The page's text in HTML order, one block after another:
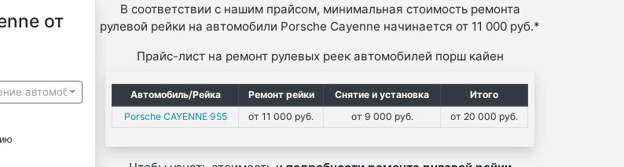
от
автомобиля
В соответствии с нашим прайсом, минимальная стоимость ремонта
рулевой рейки на автомобили Porsche Cayenne начинается от 11 000 руб.*
Прайс-лист на ремонт рулевых реек автомобилей порш кайен
Автомобиль/Рейка Ремонт рейки Снятие и установка
Итого
Porsche CAYENNE 955
от 11 000 руб. от 9 000 руб. от 20 000 руб.